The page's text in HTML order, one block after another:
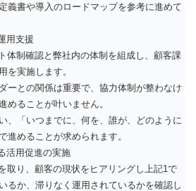
義書や導入のロードマップを参考に進めて
用支援
体制確認と弊社内の体制を組成し、顧客課
を実施します。
ーとの関係は重要で、協力体制が整わなけ
めることが叶いません。
、「いつまでに、何を、誰が、どのように
進めることが求められます。
活用促進の実施
取り、顧客の現状をヒアリングし上記1で
るか、滞りなく運用されているかを確認し